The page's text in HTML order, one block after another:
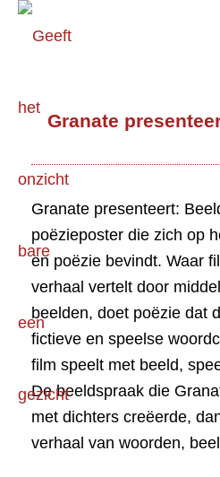
Granate
Granate presenteert:
poëzieposter die zich op
en poëzie bevindt. Waar
verhaal vertelt door
beelden, doet poëzie dat
fictieve en speelse
film speelt met beeld,
De beeldspraak die
met dichters creëerde,
verhaal van woorden,